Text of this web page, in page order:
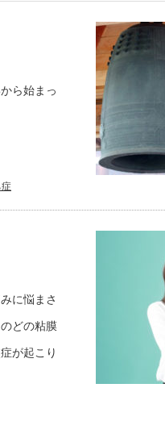
ら始まっ
に悩まさ
どの粘膜
が起こり